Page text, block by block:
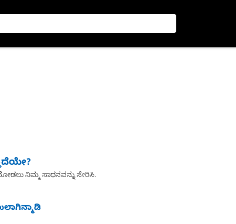
ನಿಮ್ಮ ಸಾಧನವನ್ನು ಸೇರಿಸಿ.